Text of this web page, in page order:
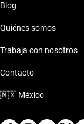
Blog
Quiénes somos
Trabaja con nosotros
Contacto
🇲🇽 México